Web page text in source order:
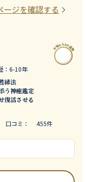
ージを確認する
：6-10年
縁法
う神癒鑑定
復活させる
口コミ： 455件